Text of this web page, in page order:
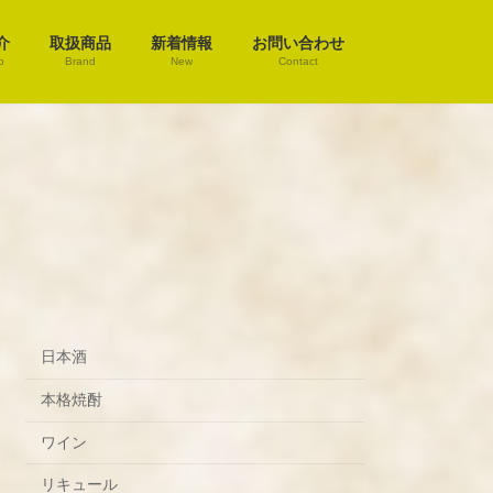
取扱商品
Brand
新着情報
New
お問い合わせ
Contact
日本酒
本格焼酎
ワイン
リキュール